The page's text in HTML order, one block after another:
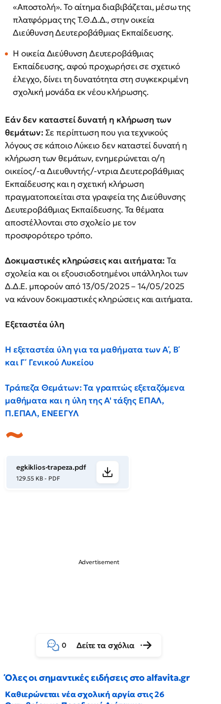
«Αποστολή». Το αίτημα διαβιβάζεται, μέσω της
πλατφόρμας της Τ.Θ.Δ.Δ., στην οικεία
Διεύθυνση Δευτεροβάθμιας Εκπαίδευσης.
Η οικεία Διεύθυνση Δευτεροβάθμιας
Εκπαίδευσης, αφού προχωρήσει σε σχετικό
έλεγχο, δίνει τη δυνατότητα στη συγκεκριμένη
σχολική μονάδα εκ νέου κλήρωσης.
Εάν δεν καταστεί δυνατή η κλήρωση των
θεμάτων: Σε περίπτωση που για τεχνικούς
λόγους σε κάποιο Λύκειο δεν καταστεί δυνατή η
κλήρωση των θεμάτων, ενημερώνεται ο/η
οικείος/-α Διευθυντής/-ντρια Δευτεροβάθμιας
Εκπαίδευσης και η σχετική κλήρωση
πραγματοποιείται στα γραφεία της Διεύθυνσης
Δευτεροβάθμιας Εκπαίδευσης. Τα θέματα
αποστέλλονται στο σχολείο με τον
προσφορότερο τρόπο.
Δοκιμαστικές κληρώσεις και αιτήματα: Τα
σχολεία και οι εξουσιοδοτημένοι υπάλληλοι των
Δ.Δ.Ε. μπορούν από 13/05/2025 – 14/05/2025
να κάνουν δοκιμαστικές κληρώσεις και αιτήματα.
Εξεταστέα ύλη
H εξεταστέα ύλη για τα μαθήματα των Α΄, Β΄
και Γ΄ Γενικού Λυκείου
Τράπεζα Θεμάτων: Τα γραπτώς εξεταζόμενα
μαθήματα και η ύλη της Α' τάξης ΕΠΑΛ,
Π.ΕΠΑΛ, ΕΝΕΕΓΥΛ
egkiklios-trapeza.pdf
129.55 KB - PDF
0 Δείτε τα σχόλια
Όλες οι σημαντικές ειδήσεις στο alfavita.gr
Καθιερώνεται νέα σχολική αργία στις 26